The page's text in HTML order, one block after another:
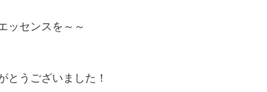
ッセンスを～～
とうございました！